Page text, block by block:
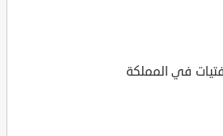
في المملكة